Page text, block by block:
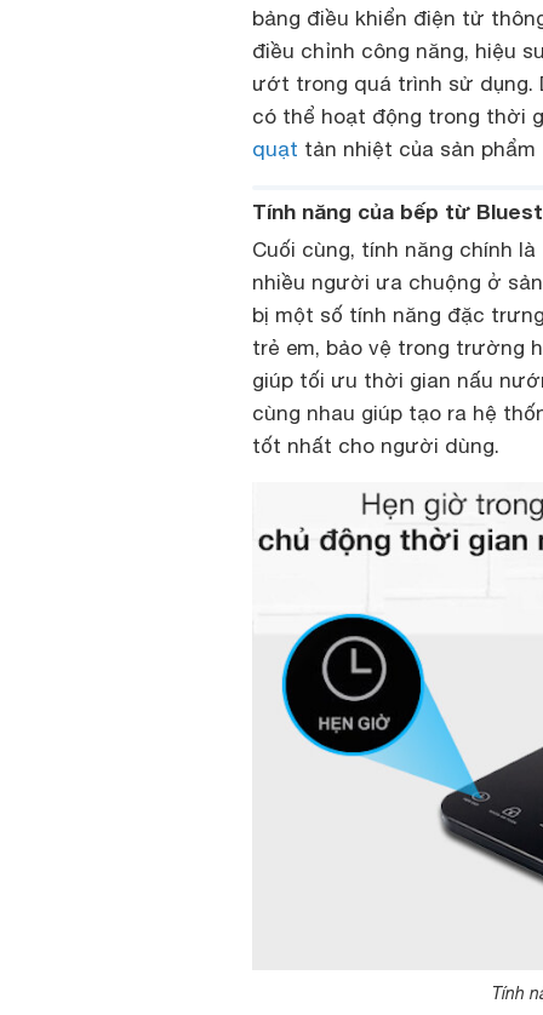
bảng điều khiển điện tử
điều chỉnh công năng, hiệu
ướt trong quá trình sử dụng.
có thể hoạt động trong thời
quạt tản nhiệt của sản
Tính năng của bếp từ
Cuối cùng, tính năng chính
nhiều người ưa chuộng ở
bị một số tính năng đặc
trẻ em, bảo vệ trong trường
giúp tối ưu thời gian nấu
cùng nhau giúp tạo ra hệ
tốt nhất cho người dùng.
Tính